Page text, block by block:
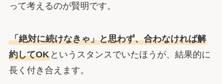
って考えるのが賢明です。
「絶対に続けなきゃ」と思わず、合わなければ解
約してOKというスタンスでいたほうが、結果的に
長く付き合えます。